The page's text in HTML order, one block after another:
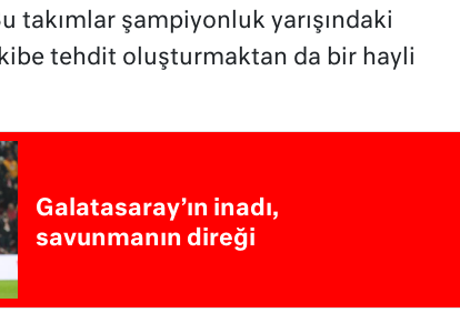
takımlar şampiyonluk yarışındaki
tehdit oluşturmaktan da bir hayli
Galatasaray’ın inadı,
savunmanın direği